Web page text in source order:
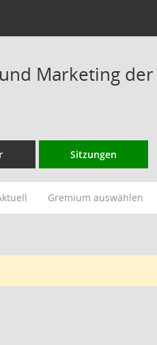
Marketing der
Sitzungen
Gremium auswählen